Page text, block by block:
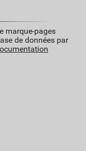
marque-pages
de données par